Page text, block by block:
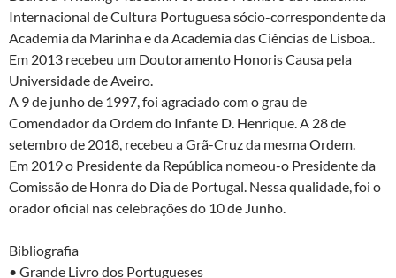
Internacional de Cultura Portuguesa sócio-correspondente da
Academia da Marinha e da Academia das Ciências de Lisboa..
Em 2013 recebeu um Doutoramento Honoris Causa pela
Universidade de Aveiro.
A 9 de junho de 1997, foi agraciado com o grau de
Comendador da Ordem do Infante D. Henrique. A 28 de
setembro de 2018, recebeu a Grã-Cruz da mesma Ordem.
Em 2019 o Presidente da República nomeou-o Presidente da
Comissão de Honra do Dia de Portugal. Nessa qualidade, foi o
orador oficial nas celebrações do 10 de Junho.
Bibliografia
• Grande Livro dos Portugueses